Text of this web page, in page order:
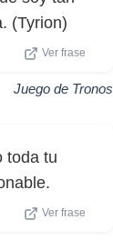
(Tyrion)
Ver frase
Juego de Tronos
toda tu
Ver frase